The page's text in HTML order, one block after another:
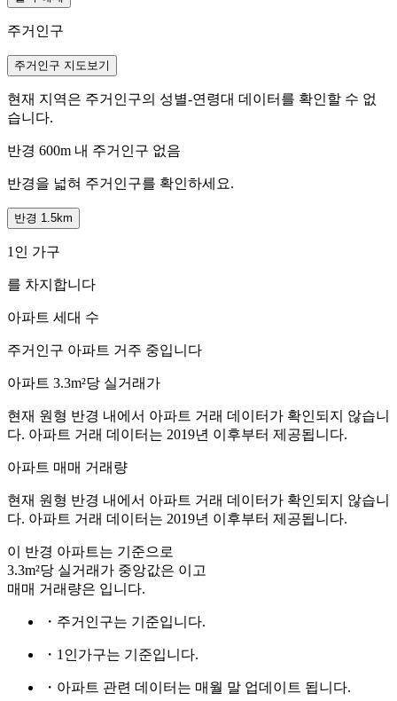
주거인구
주거인구 지도보기
현재 지역은 주거인구의 성별-연령대 데이터를 확인할 수 없
습니다.
반경 600m 내 주거인구 없음
반경을 넓혀 주거인구를 확인하세요.
반경 1.5km
1인 가구
를 차지합니다
아파트 세대 수
주거인구 아파트 거주 중입니다
아파트 3.3m²당 실거래가
현재 원형 반경 내에서 아파트 거래 데이터가 확인되지 않습니
다. 아파트 거래 데이터는 2019년 이후부터 제공됩니다.
아파트 매매 거래량
현재 원형 반경 내에서 아파트 거래 데이터가 확인되지 않습니
다. 아파트 거래 데이터는 2019년 이후부터 제공됩니다.
이 반경 아파트는 기준으로
3.3m²당 실거래가 중앙값은 이고
매매 거래량은 입니다.
・주거인구는 기준입니다.
・1인가구는 기준입니다.
・아파트 관련 데이터는 매월 말 업데이트 됩니다.